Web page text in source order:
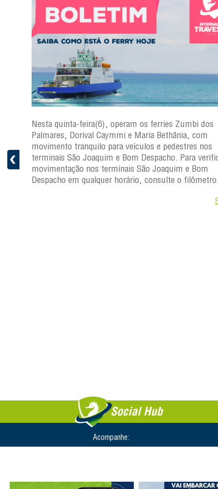
Nesta quinta-feira(6), operam os ferries Zumbi dos
Palmares, Dorival Caymmi e Maria Bethânia, com
movimento tranquilo para veículos e pedestres nos
terminais São Joaquim e Bom Despacho. Para
movimentação nos terminais São Joaquim e Bom
Despacho em qualquer horário, consulte o
Social Hub
Acompanhe: